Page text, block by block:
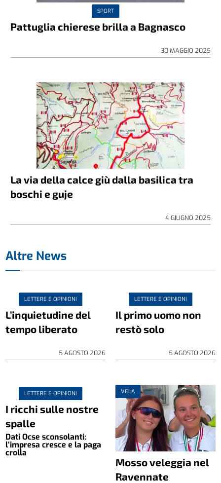
SPORT
Pattuglia chierese brilla a Bagnasco
30 MAGGIO 2025
La via della calce giù dalla basilica tra
boschi e guje
4 GIUGNO 2025
Altre News
LETTERE E OPINIONI
L’inquietudine del
tempo liberato
5 AGOSTO 2026
LETTERE E OPINIONI
Il primo uomo non
restò solo
5 AGOSTO 2026
LETTERE E OPINIONI
I ricchi sulle nostre
spalle
Dati Ocse sconsolanti:
l’impresa cresce e la paga
crolla
VELA
Mosso veleggia nel
Ravennate